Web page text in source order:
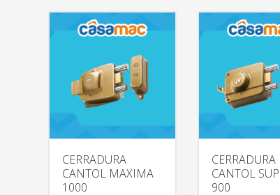
CERRADURA
CANTOL MAXIMA
1000
CERRADURA
CANTOL
900